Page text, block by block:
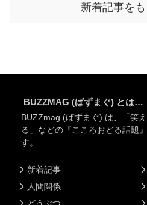
新着記事を
BUZZMAG (ばずまぐ) とは…
BUZZmag (ばずまぐ) は、「笑
る」などの『こころおどる話題
す。
新着記事
人間関係
どうぶつ